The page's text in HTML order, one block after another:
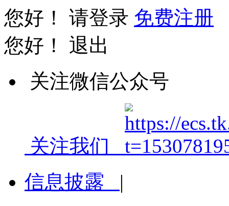
您好！ 请登录 免费注册
您好！ 退出
关注微信公众号
关注我们
信息披露 |